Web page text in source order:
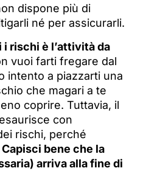
dispone più di
né per assicurarli.
i rischi è l’attività da
vuoi farti fregare dal
intento a piazzarti una
che magari a te
coprire. Tuttavia, il
con
rischi, perché
Capisci bene che la
arriva alla fine di